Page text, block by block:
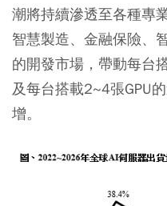
潮將持續滲透至各種專
智慧製造、金融保險、
的開發市場，帶動每台
及每台搭載2~4張GPU
增。